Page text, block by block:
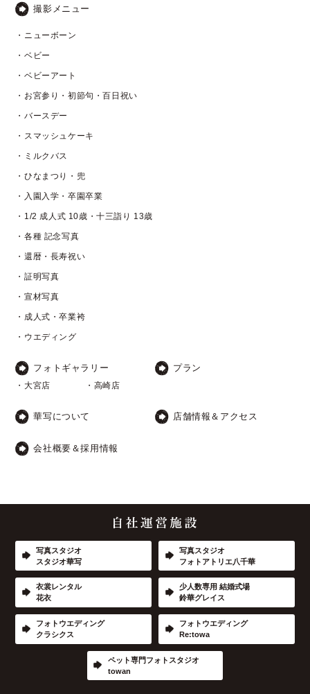
撮影メニュー
・ニューボーン
・ベビー
・ベビーアート
・お宮参り・初節句・百日祝い
・バースデー
・スマッシュケーキ
・ミルクバス
・ひなまつり・兜
・入園入学・卒園卒業
・1/2 成人式 10歳・十三詣り 13歳
・各種 記念写真
・還暦・長寿祝い
・証明写真
・宣材写真
・成人式・卒業袴
・ウエディング
フォトギャラリー
・大宮店 ・高崎店
プラン
華写について 店舗情報＆アクセス
会社概要＆採用情報
写真スタジオ
スタジオ華写
写真スタジオ
フォトアトリエ八千華
衣裳レンタル
花衣
少人数専用 結婚式場
鈴華グレイス
フォトウエディング
クラシクス
フォトウエディング
Re:towa
ペット専門フォトスタジオ
towan